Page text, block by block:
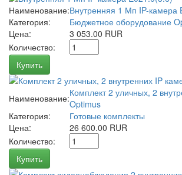
Наименование:Внутренняя 1 Мп IP-камера
Категория:
Бюджетное оборудование
Цена:
3 053.00 RUR
Количество:
Купить
Наименование:Комплект 2 уличных, 2
Optimus
Категория:
Готовые комплекты
Цена:
26 600.00 RUR
Количество:
Купить